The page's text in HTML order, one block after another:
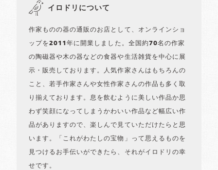
イロドリについて
作家ものの器の通販のお店として、オンラインショ
ップを2011年に開業しました。全国約70名の作家
の陶磁器や木の器などの食器や生活雑貨を中心に展
示・販売しております。人気作家さんはもちろんの
こと、若手作家さんや女性作家さんの作品も多く取
り揃えております。息を飲むように美しい作品か思
わず笑顔になってしまうかわいい作品など幅広い作
品がありますので、楽しんで見ていただけたらと思
います。「これがわたしの宝物」って思えるものを
見つけるお手伝いができたら、それがイロドリの幸
せです。